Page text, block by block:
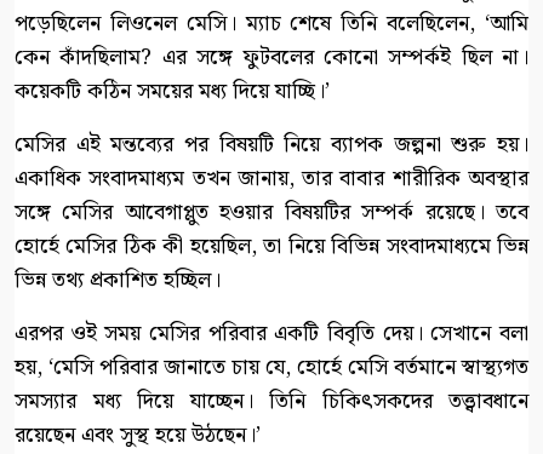
পড়েছিলেন লিওনেল মেসি। ম্যাচ শেষে তিনি বলেছিলেন, ‘আমি
কেন কাঁদছিলাম? এর সঙ্গে ফুটবলের কোনো সম্পর্কই ছিল না।
কয়েকটি কঠিন সময়ের মধ্য দিয়ে যাচ্ছি।’
মেসির এই মন্তব্যের পর বিষয়টি নিয়ে ব্যাপক জল্পনা শুরু হয়।
একাধিক সংবাদমাধ্যম তখন জানায়, তার বাবার শারীরিক অবস্থার
সঙ্গে মেসির আবেগাপ্লুত হওয়ার বিষয়টির সম্পর্ক রয়েছে। তবে
হোর্হে মেসির ঠিক কী হয়েছিল, তা নিয়ে বিভিন্ন সংবাদমাধ্যমে ভিন্ন
ভিন্ন তথ্য প্রকাশিত হচ্ছিল।
এরপর ওই সময় মেসির পরিবার একটি বিবৃতি দেয়। সেখানে বলা
হয়, ‘মেসি পরিবার জানাতে চায় যে, হোর্হে মেসি বর্তমানে স্বাস্থ্যগত
সমস্যার মধ্য দিয়ে যাচ্ছেন। তিনি চিকিৎসকদের তত্ত্বাবধানে
রয়েছেন এবং সুস্থ হয়ে উঠছেন।’